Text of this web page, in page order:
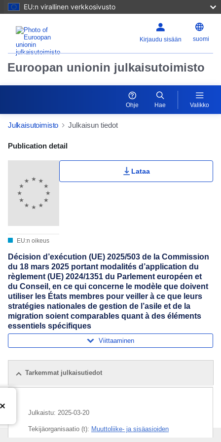
EU:n virallinen verkkosivusto
Kirjaudu sisään suomi
Euroopan unionin julkaisutoimisto
Ohje Hae Valikko
Julkaisutoimisto Julkaisun tiedot
Publication Detail Actions Portlet
Publication detail
EU:n oikeus
Lataa
Décision d’exécution (UE) 2025/503 de la Commission
du 18 mars 2025 portant modalités d’application du
règlement (UE) 2024/1351 du Parlement européen et
du Conseil, en ce qui concerne le modèle que doivent
utiliser les États membres pour veiller à ce que leurs
stratégies nationales de gestion de l’asile et de la
migration soient comparables quant à des éléments
essentiels spécifiques
Viittaaminen
Tarkemmat julkaisutiedot
Julkaistu: 2025-03-20
Tekijäorganisaatio (t): Muuttoliike- ja sisäasioiden